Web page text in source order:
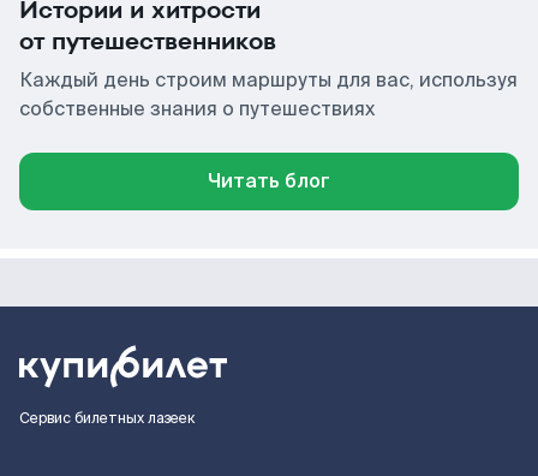
Истории и хитрости
от путешественников
Каждый день строим маршруты для вас, используя
собственные знания о путешествиях
Читать блог
Сервис билетных лазеек